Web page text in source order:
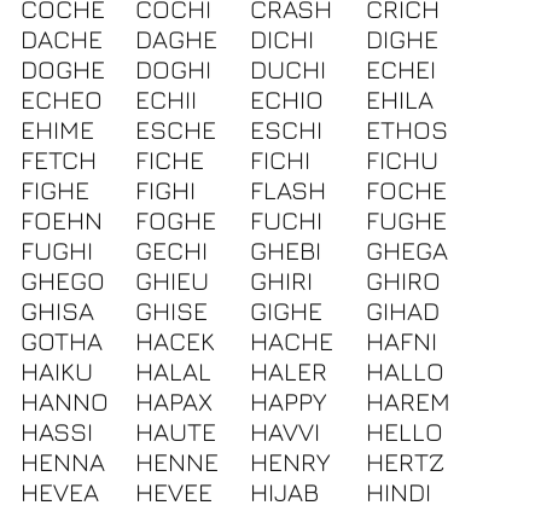
COCHE
COCHI CRASH
CRICH
DACHE
DAGHE DICHI
DIGHE
DOGHE
DOGHI DUCHI
ECHEI
ECHEO
ECHII ECHIO
EHILA
EHIME
ESCHE ESCHI
ETHOS
FETCH
FICHE FICHI
FICHU
FIGHE
FIGHI FLASH
FOCHE
FOEHN
FOGHE FUCHI
FUGHE
FUGHI
GECHI GHEBI
GHEGA
GHEGO
GHIEU GHIRI
GHIRO
GHISA
GHISE GIGHE
GIHAD
GOTHA
HACEK HACHE
HAFNI
HAIKU
HALAL HALER
HALLO
HANNO
HAPAX HAPPY
HAREM
HASSI
HAUTE HAVVI
HELLO
HENNA
HENNE HENRY
HERTZ
HEVEA
HEVEE HIJAB
HINDI